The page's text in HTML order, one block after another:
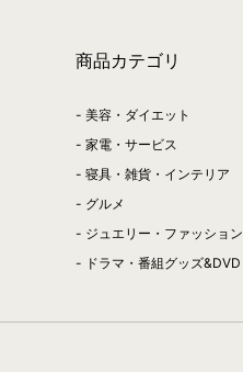
商品カテゴリ
美容・ダイエット
家電・サービス
寝具・雑貨・インテリア
グルメ
ジュエリー・ファッション
ドラマ・番組グッズ&DVD